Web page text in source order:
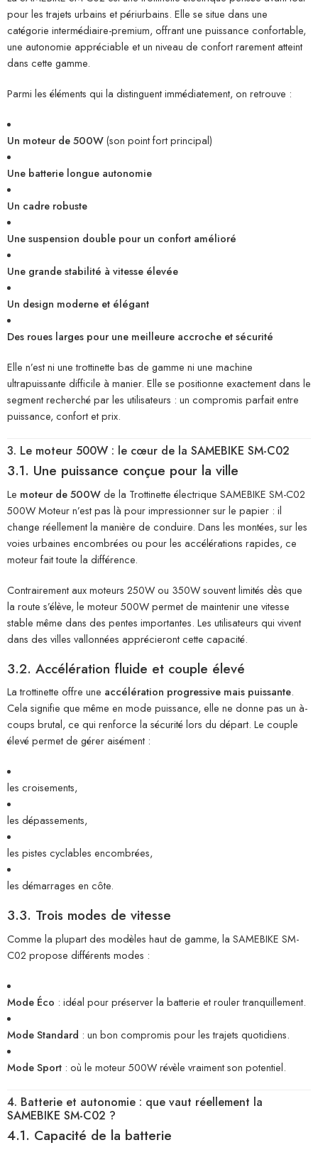
pour les trajets urbains et périurbains. Elle se situe dans une
catégorie intermédiaire-premium, offrant une puissance confortable,
une autonomie appréciable et un niveau de confort rarement atteint
dans cette gamme.
Parmi les éléments qui la distinguent immédiatement, on retrouve :
Un moteur de 500W(son point fort principal)
Une batterie longue autonomie
Un cadre robuste
Une suspension double pour un confort amélioré
Une grande stabilité à vitesse élevée
Un design moderne et élégant
Des roues larges pour une meilleure accroche et sécurité
Elle n’est ni une trottinette bas de gamme ni une machine
ultrapuissante difficile à manier. Elle se positionne exactement dans le
segment recherché par les utilisateurs : un compromis parfait entre
puissance, confort et prix.
3. Le moteur 500W : le cœur de la SAMEBIKE SM-C02
3.1. Une puissance conçue pour la ville
Le moteur de 500Wde la Trottinette électrique SAMEBIKE SM-C02
500W Moteur n’est pas là pour impressionner sur le papier : il
change réellement la manière de conduire. Dans les montées, sur les
voies urbaines encombrées ou pour les accélérations rapides, ce
moteur fait toute la différence.
Contrairement aux moteurs 250W ou 350W souvent limités dès que
la route s’élève, le moteur 500W permet de maintenir une vitesse
stable même dans des pentes importantes. Les utilisateurs qui vivent
dans des villes vallonnées apprécieront cette capacité.
3.2. Accélération fluide et couple élevé
La trottinette offre une accélération progressive mais puissante.
Cela signifie que même en mode puissance, elle ne donne pas un à-
coups brutal, ce qui renforce la sécurité lors du départ. Le couple
élevé permet de gérer aisément :
les croisements,
les dépassements,
les pistes cyclables encombrées,
les démarrages en côte.
3.3. Trois modes de vitesse
Comme la plupart des modèles haut de gamme, la SAMEBIKE SM-
C02 propose différents modes :
Mode Éco : idéal pour préserver la batterie et rouler tranquillement.
Mode Standard : un bon compromis pour les trajets quotidiens.
Mode Sport : où le moteur 500W révèle vraiment son potentiel.
4. Batterie et autonomie : que vaut réellement la
SAMEBIKE SM-C02 ?
4.1. Capacité de la batterie